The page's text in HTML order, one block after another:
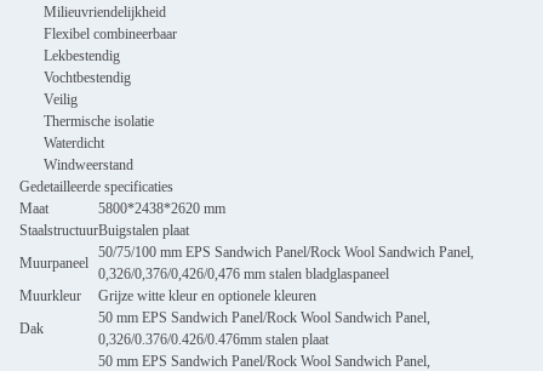
Milieuvriendelijkheid
Flexibel combineerbaar
Lekbestendig
Vochtbestendig
Veilig
Thermische isolatie
Waterdicht
Windweerstand
Gedetailleerde specificaties
Maat
5800*2438*2620 mm
StaalstructuurBuigstalen plaat
Muurpaneel
50/75/100 mm EPS Sandwich Panel/Rock Wool Sandwich Panel,
0,326/0,376/0,426/0,476 mm stalen bladglaspaneel
Muurkleur
Grijze witte kleur en optionele kleuren
Dak
50 mm EPS Sandwich Panel/Rock Wool Sandwich Panel,
0,326/0.376/0.426/0.476mm stalen plaat
50 mm EPS Sandwich Panel/Rock Wool Sandwich Panel,